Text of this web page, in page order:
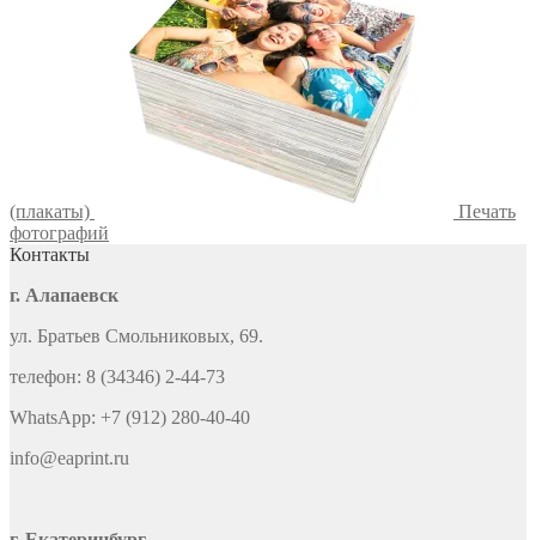
(плакаты)
Печать
фотографий
Контакты
г. Алапаевск
ул. Братьев Смольниковых, 69.
телефон: 8 (34346) 2-44-73
WhatsApp: +7 (912) 280-40-40
info@eaprint.ru